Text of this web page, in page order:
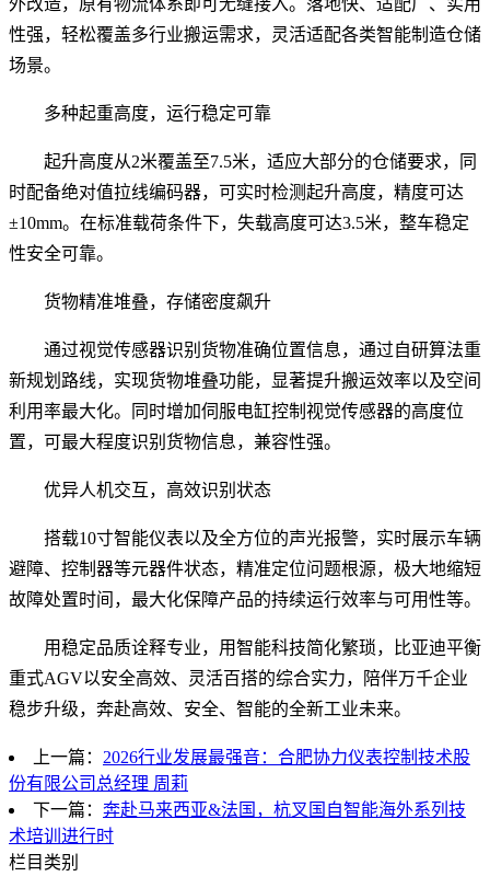
外改造，原有物流体系即可无缝接入。落地快、适配广、实用
性强，轻松覆盖多行业搬运需求，灵活适配各类智能制造仓储
场景。
多种起重高度，运行稳定可靠
起升高度从2米覆盖至7.5米，适应大部分的仓储要求，同
时配备绝对值拉线编码器，可实时检测起升高度，精度可达
±10mm。在标准载荷条件下，失载高度可达3.5米，整车稳定
性安全可靠。
货物精准堆叠，存储密度飙升
通过视觉传感器识别货物准确位置信息，通过自研算法重
新规划路线，实现货物堆叠功能，显著提升搬运效率以及空间
利用率最大化。同时增加伺服电缸控制视觉传感器的高度位
置，可最大程度识别货物信息，兼容性强。
优异人机交互，高效识别状态
搭载10寸智能仪表以及全方位的声光报警，实时展示车辆
避障、控制器等元器件状态，精准定位问题根源，极大地缩短
故障处置时间，最大化保障产品的持续运行效率与可用性等。
用稳定品质诠释专业，用智能科技简化繁琐，比亚迪平衡
重式AGV以安全高效、灵活百搭的综合实力，陪伴万千企业
稳步升级，奔赴高效、安全、智能的全新工业未来。
上一篇： 2026行业发展最强音：合肥协力仪表控制技术股
份有限公司总经理 周莉
下一篇： 奔赴马来西亚&法国，杭叉国自智能海外系列技
术培训进行时
栏目类别